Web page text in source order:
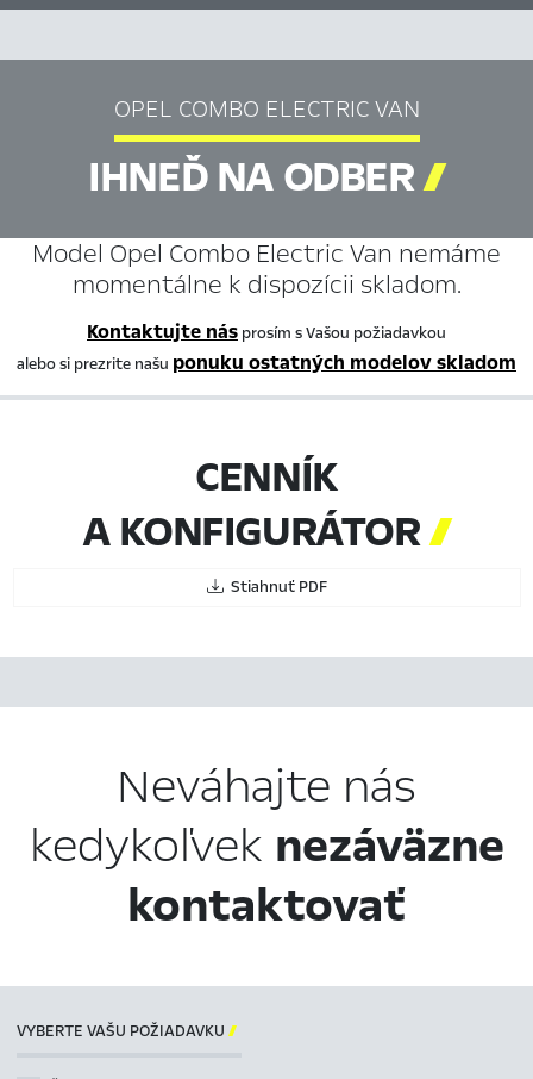
OPEL COMBO ELECTRIC VAN
IHNEĎ NA ODBER
Model Opel Combo Electric Van nemáme
momentálne k dispozícii skladom.
Kontaktujte nás prosím s Vašou požiadavkou
alebo si prezrite našu ponuku ostatných modelov skladom
CENNÍK
A KONFIGURÁTOR
Stiahnuť PDF
Neváhajte nás
kedykoľvek nezáväzne
kontaktovať
VYBERTE VAŠU POŽIADAVKU 